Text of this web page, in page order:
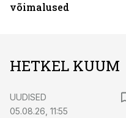
võimalused
HETKEL KUUM
UUDISED
05.08.26, 11:55